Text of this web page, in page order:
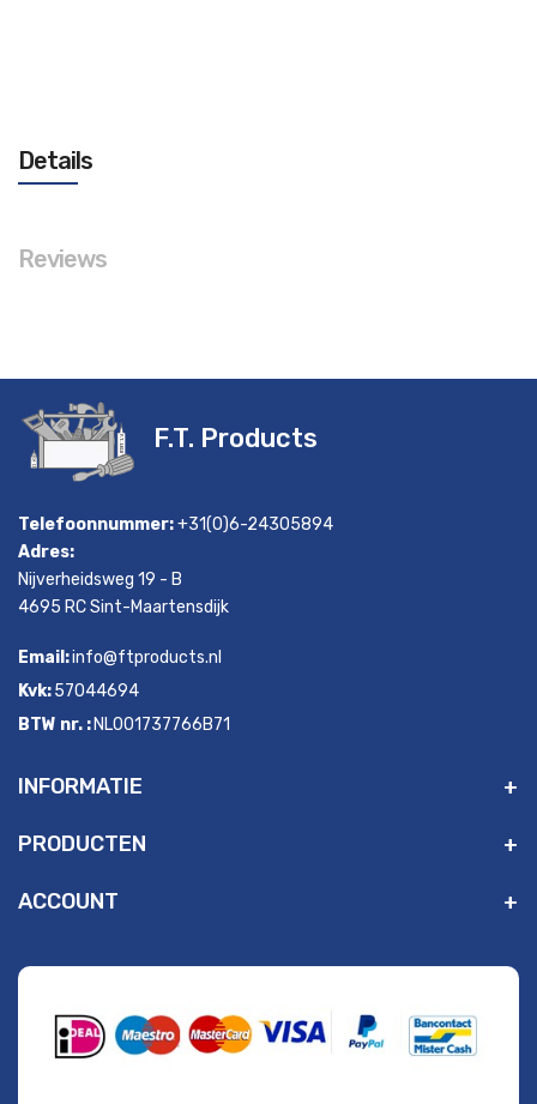
Details
Reviews
F.T. Products
Telefoonnummer:+31(0)6-24305894
Adres:
Nijverheidsweg 19 - B
4695 RC Sint-Maartensdijk
Email:info@ftproducts.nl
Kvk:57044694
BTW nr. : NL001737766B71
INFORMATIE
PRODUCTEN
ACCOUNT